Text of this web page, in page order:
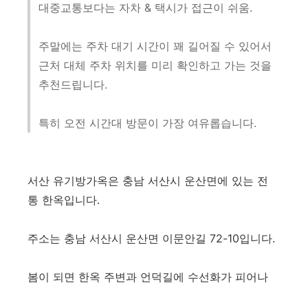
대중교통보다는 자차 & 택시가 접근이 쉬움.
주말에는 주차 대기 시간이 꽤 길어질 수 있어서
근처 대체 주차 위치를 미리 확인하고 가는 것을
추천드립니다.
특히 오전 시간대 방문이 가장 여유롭습니다.
서산 유기방가옥은 충남 서산시 운산면에 있는 전
통 한옥입니다.
주소는 충남 서산시 운산면 이문안길 72-10입니다.
봄이 되면 한옥 주변과 언덕길에 수선화가 피어나